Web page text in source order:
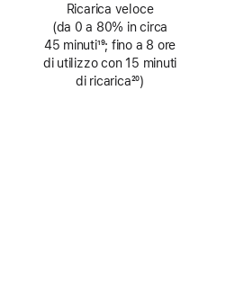
Ricarica veloce
(da 0 a 80% in circa
45 minuti
Nota
19; fino a 8 ore
di utilizzo con 15 minuti
di ricarica20)